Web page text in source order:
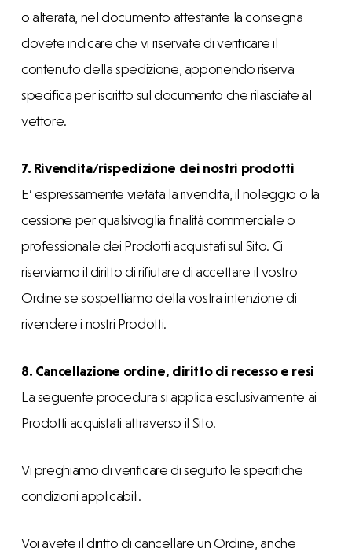
o alterata, nel documento attestante la consegna
dovete indicare che vi riservate di verificare il
contenuto della spedizione, apponendo riserva
specifica per iscritto sul documento che rilasciate al
vettore.
7. Rivendita/rispedizione dei nostri prodotti
E’ espressamente vietata la rivendita, il noleggio o la
cessione per qualsivoglia finalità commerciale o
professionale dei Prodotti acquistati sul Sito. Ci
riserviamo il diritto di rifiutare di accettare il vostro
Ordine se sospettiamo della vostra intenzione di
rivendere i nostri Prodotti.
8. Cancellazione ordine, diritto di recesso e resi
La seguente procedura si applica esclusivamente ai
Prodotti acquistati attraverso il Sito.
Vi preghiamo di verificare di seguito le specifiche
condizioni applicabili.
Voi avete il diritto di cancellare un Ordine, anche